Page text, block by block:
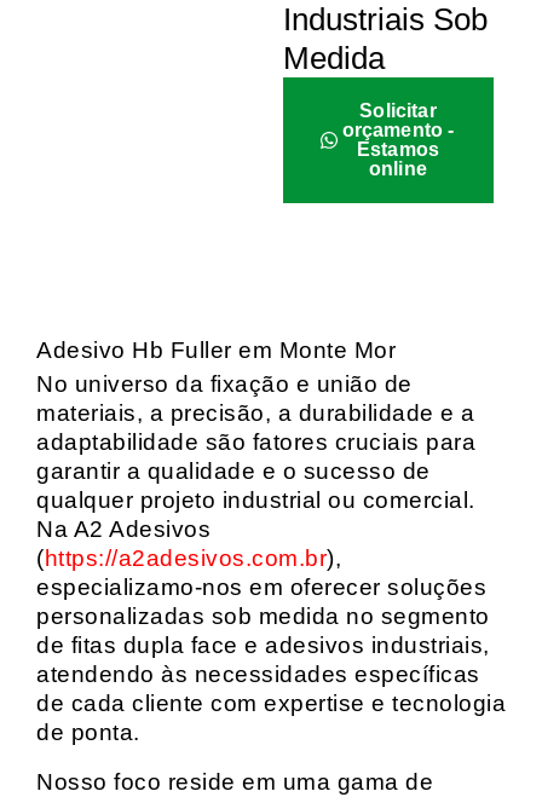
Industriais Sob
Medida
Solicitar
orçamento -
Estamos
online
Adesivo Hb Fuller em Monte Mor
No universo da fixação e união de
materiais, a precisão, a durabilidade e a
adaptabilidade são fatores cruciais para
garantir a qualidade e o sucesso de
qualquer projeto industrial ou comercial.
Na A2 Adesivos
(https://a2adesivos.com.br),
especializamo-nos em oferecer soluções
personalizadas sob medida no segmento
de fitas dupla face e adesivos industriais,
atendendo às necessidades específicas
de cada cliente com expertise e tecnologia
de ponta.
Nosso foco reside em uma gama de